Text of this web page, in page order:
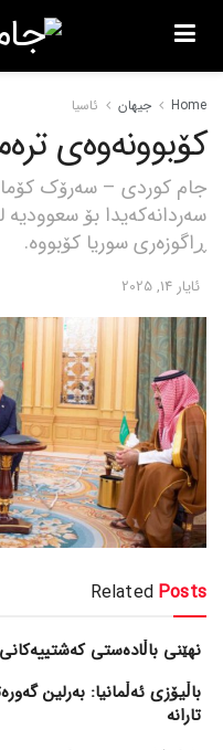
Home جیهان ئاسیا
کۆبوونەوەی
جام کوردی – سەرۆک
سەردانەکەیدا بۆ
ڕاگوزەری سوریا کۆبووە.
ئایار 14, 2025
Related Posts
نهێنی باڵادەستی
باڵیۆزی ئەڵمانیا: بەرلین
تارانە